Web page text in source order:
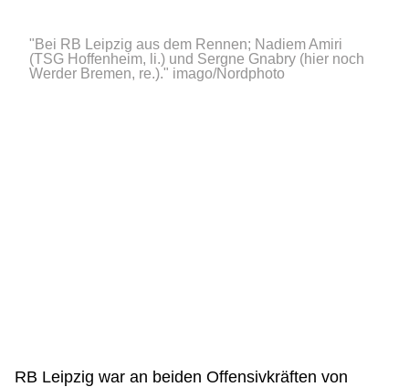
"Bei RB Leipzig aus dem Rennen; Nadiem Amiri
(TSG Hoffenheim, li.) und Sergne Gnabry (hier noch
Werder Bremen, re.)." imago/Nordphoto
RB Leipzig war an beiden Offensivkräften von